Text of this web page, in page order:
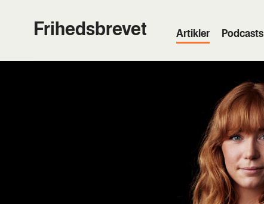
Frihedsbrevet Artik­ler Podcasts